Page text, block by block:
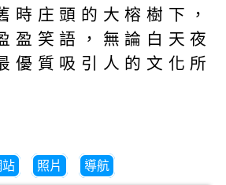
時庄頭的大榕樹下，
盈笑語，無論白天夜
優質吸引人的文化所
站 照片 導航